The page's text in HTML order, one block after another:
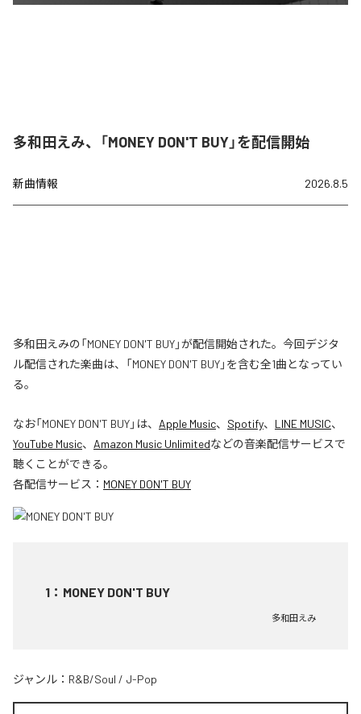
多和田えみ、「MONEY DON'T BUY」を配信開始
新曲情報 2026.8.5
多和田えみの「MONEY DON'T BUY」が配信開始された。今回デジタ
ル配信された楽曲は、「MONEY DON'T BUY」を含む全1曲となってい
る。
なお「MONEY DON'T BUY」は、 Apple Music、 Spotify、 LINE MUSIC、
YouTube Music、 Amazon Music Unlimitedなどの音楽配信サービスで
聴くことができる。
各配信サービス： MONEY DON'T BUY
1 ： MONEY DON'T BUY
多和田えみ
ジャンル： R&B/Soul / J-Pop